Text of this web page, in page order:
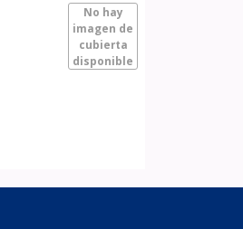
No hay
imagen de
cubierta
disponible